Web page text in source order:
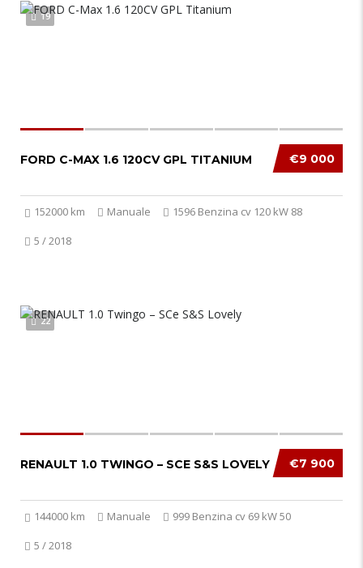
19
€9 000
FORD C-MAX 1.6 120CV GPL TITANIUM
152000 km Manuale
1596 Benzina cv 120 kW 88
5 / 2018
22
€7 900
RENAULT 1.0 TWINGO – SCE S&S LOVELY
144000 km Manuale
999 Benzina cv 69 kW 50
5 / 2018